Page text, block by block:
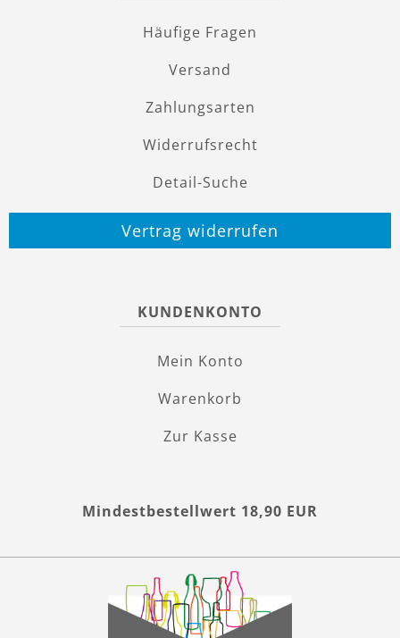
Häufige Fragen
Versand
Zahlungsarten
Widerrufsrecht
Detail-Suche
Vertrag widerrufen
KUNDENKONTO
Mein Konto
Warenkorb
Zur Kasse
Mindestbestellwert 18,90 EUR